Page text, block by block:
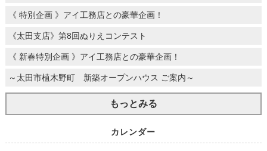
《 特別企画 》アイ工務店との豪華企画！
《太田支店》第8回ぬりえコンテスト
《 新春特別企画 》アイ工務店との豪華企画！
～太田市植木野町 新築オープンハウス ご案内～
もっとみる
カレンダー